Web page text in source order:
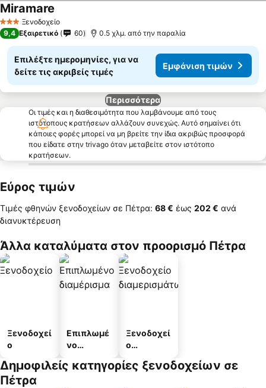
3 ΑστέριαΞενοδοχείο
Miramare
9,4 Εξαιρετικό 60 0.5 χλμ. από την παραλία
Επιλέξτε ημερομηνίες, για να
δείτε τις ακριβείς τιμές
Εμφάνιση τιμών
Περισσότερα
Οι τιμές και η διαθεσιμότητα που λαμβάνουμε από τους
ιστότοπους κρατήσεων αλλάζουν συνεχώς. Αυτό σημαίνει ότι
κάποιες φορές μπορεί να μη βρείτε την ίδια ακριβώς προσφορά
που είδατε στην trivago όταν μεταβείτε στον ιστότοπο
κρατήσεων.
Εύρος τιμών
Τιμές φθηνών ξενοδοχείων σε Πέτρα: ‎68 € έως ‎202 € ανά
διανυκτέρευση
Άλλα καταλύματα στον προορισμό Πέτρα
Ξενοδοχεί
ο
Επιπλωμέ
νο
α
Ξενοδοχεί
ο
άτων
Δημοφιλείς κατηγορίες ξενοδοχείων σε
Πέτρα